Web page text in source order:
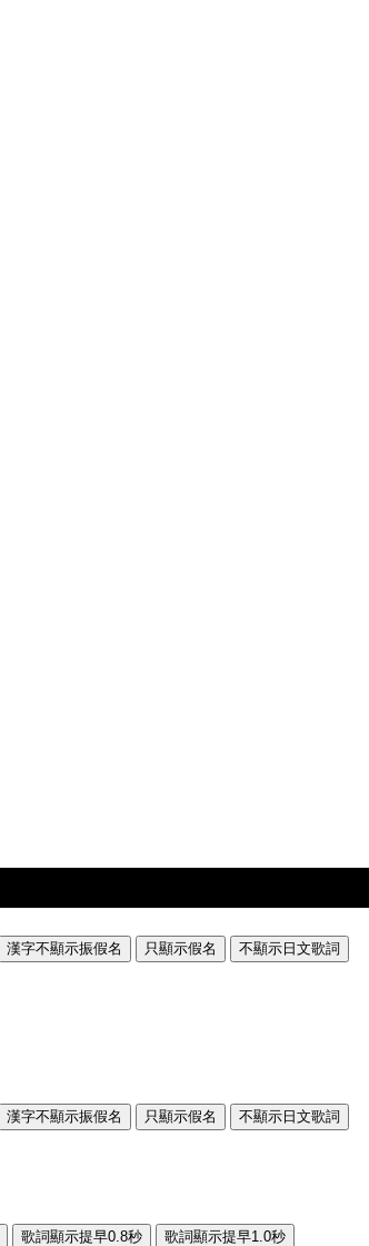
漢字不顯示振假名 只顯示假名
不顯示日文歌詞
漢字不顯示振假名 只顯示假名
不顯示日文歌詞
歌詞顯示提早0.8秒 歌詞顯示提早1.0秒